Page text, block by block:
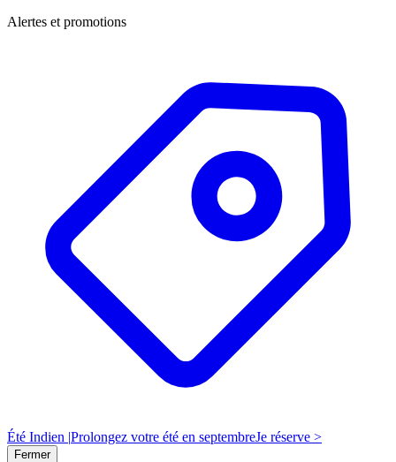
Alertes et promotions
Été Indien |Prolongez votre été en septembreJe réserve >
Fermer